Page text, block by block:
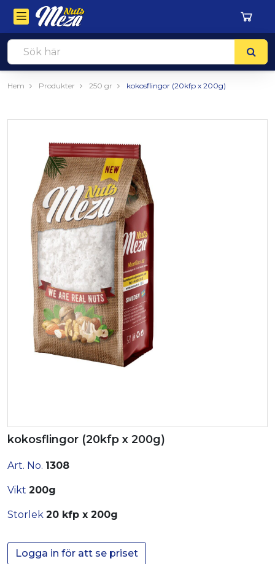
Hem Produkter 250 gr kokosflingor (20kfp x 200g)
kokosflingor (20kfp x 200g)
Art. No. 1308
Vikt 200g
Storlek 20 kfp x 200g
Logga in för att se priset